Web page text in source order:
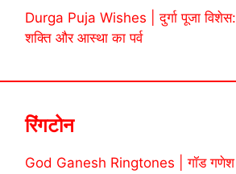
Durga Puja Wishes | दुर्गा पूजा विशेस:
शक्ति और आस्था का पर्व
रिंगटोन
God Ganesh Ringtones | गॉड गणेश